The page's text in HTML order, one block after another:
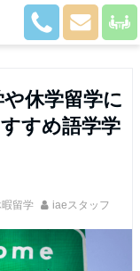
や休学留学に
すめ語学学
留学 iaeスタッフ